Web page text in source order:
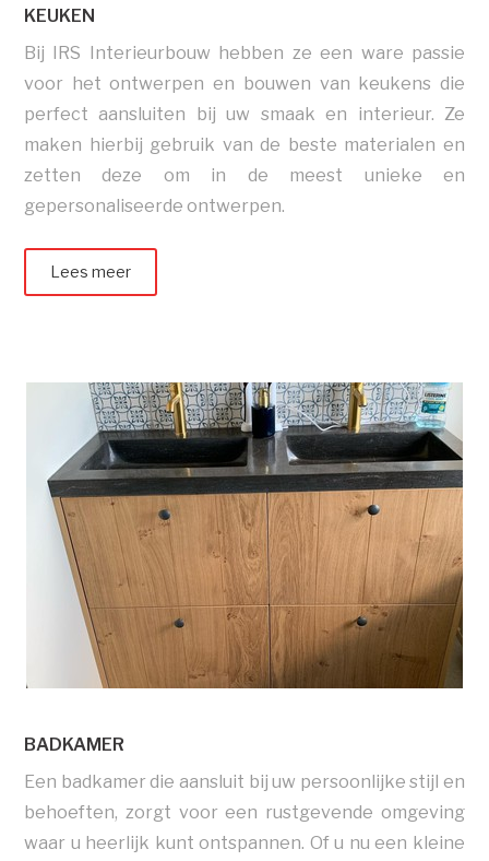
KEUKEN
Bij IRS Interieurbouw hebben ze een ware passie
voor het ontwerpen en bouwen van keukens die
perfect aansluiten bij uw smaak en interieur. Ze
maken hierbij gebruik van de beste materialen en
zetten deze om in de meest unieke en
gepersonaliseerde ontwerpen.
Lees meer
BADKAMER
Een badkamer die aansluit bij uw persoonlijke stijl en
behoeften, zorgt voor een rustgevende omgeving
waar u heerlijk kunt ontspannen. Of u nu een kleine